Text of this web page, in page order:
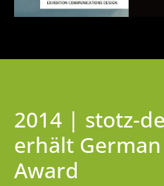
2014 | stotz-
erhält
Award